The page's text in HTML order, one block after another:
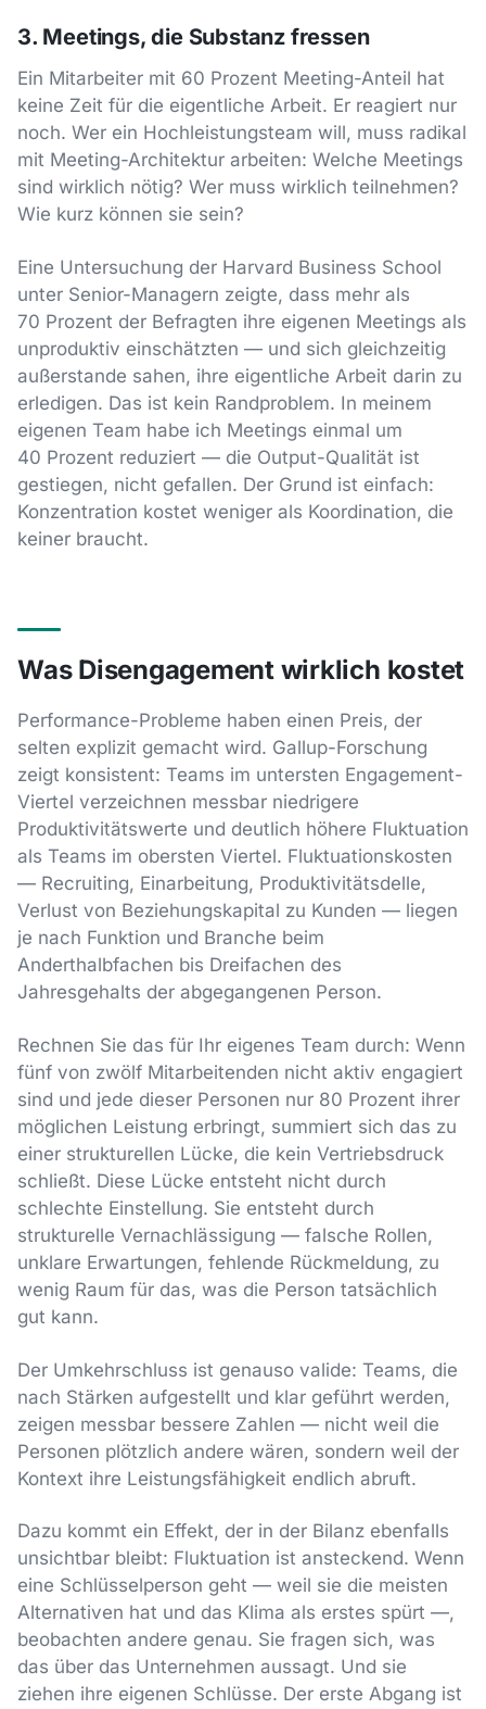
3. Meetings, die Substanz fressen
Ein Mitarbeiter mit 60 Prozent Meeting-Anteil hat
keine Zeit für die eigentliche Arbeit. Er reagiert nur
noch. Wer ein Hochleistungsteam will, muss radikal
mit Meeting-Architektur arbeiten: Welche Meetings
sind wirklich nötig? Wer muss wirklich teilnehmen?
Wie kurz können sie sein?
Eine Untersuchung der Harvard Business School
unter Senior-Managern zeigte, dass mehr als
70 Prozent der Befragten ihre eigenen Meetings als
unproduktiv einschätzten — und sich gleichzeitig
außerstande sahen, ihre eigentliche Arbeit darin zu
erledigen. Das ist kein Randproblem. In meinem
eigenen Team habe ich Meetings einmal um
40 Prozent reduziert — die Output-Qualität ist
gestiegen, nicht gefallen. Der Grund ist einfach:
Konzentration kostet weniger als Koordination, die
keiner braucht.
Was Disengagement wirklich kostet
Performance-Probleme haben einen Preis, der
selten explizit gemacht wird. Gallup-Forschung
zeigt konsistent: Teams im untersten Engagement-
Viertel verzeichnen messbar niedrigere
Produktivitätswerte und deutlich höhere Fluktuation
als Teams im obersten Viertel. Fluktuationskosten
— Recruiting, Einarbeitung, Produktivitätsdelle,
Verlust von Beziehungskapital zu Kunden — liegen
je nach Funktion und Branche beim
Anderthalbfachen bis Dreifachen des
Jahresgehalts der abgegangenen Person.
Rechnen Sie das für Ihr eigenes Team durch: Wenn
fünf von zwölf Mitarbeitenden nicht aktiv engagiert
sind und jede dieser Personen nur 80 Prozent ihrer
möglichen Leistung erbringt, summiert sich das zu
einer strukturellen Lücke, die kein Vertriebsdruck
schließt. Diese Lücke entsteht nicht durch
schlechte Einstellung. Sie entsteht durch
strukturelle Vernachlässigung — falsche Rollen,
unklare Erwartungen, fehlende Rückmeldung, zu
wenig Raum für das, was die Person tatsächlich
gut kann.
Der Umkehrschluss ist genauso valide: Teams, die
nach Stärken aufgestellt und klar geführt werden,
zeigen messbar bessere Zahlen — nicht weil die
Personen plötzlich andere wären, sondern weil der
Kontext ihre Leistungsfähigkeit endlich abruft.
Dazu kommt ein Effekt, der in der Bilanz ebenfalls
unsichtbar bleibt: Fluktuation ist ansteckend. Wenn
eine Schlüsselperson geht — weil sie die meisten
Alternativen hat und das Klima als erstes spürt —,
beobachten andere genau. Sie fragen sich, was
das über das Unternehmen aussagt. Und sie
ziehen ihre eigenen Schlüsse. Der erste Abgang ist